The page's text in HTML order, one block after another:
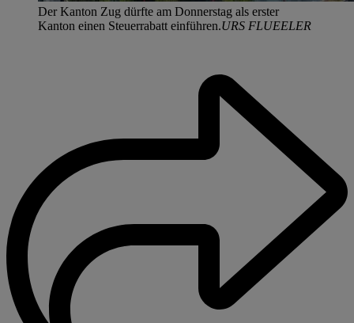
Der Kanton Zug dürfte am Donnerstag als erster
Kanton einen Steuerrabatt einführen.URS FLUEELER